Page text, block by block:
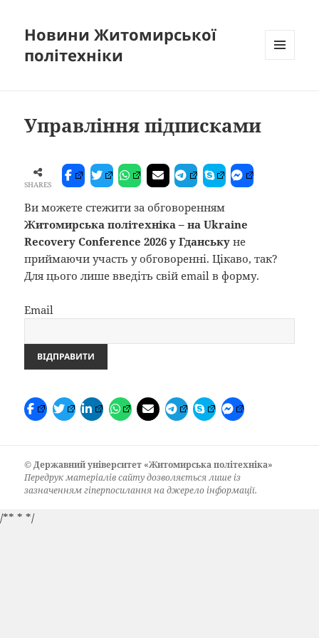
Новини Житомирської
політехніки
Управління підписками
SHARES
Ви можете стежити за обговоренням
Житомирська політехніка – на Ukraine
Recovery Conference 2026 у Гданську не
приймаючи участь у обговоренні. Цікаво, так?
Для цього лише введіть свій email в форму.
Email
©Державний університет «Житомирська політехніка»
Передрук матеріалів сайту дозволяється лише із
зазначенням гіперпосилання на джерело інформації.
/** * */